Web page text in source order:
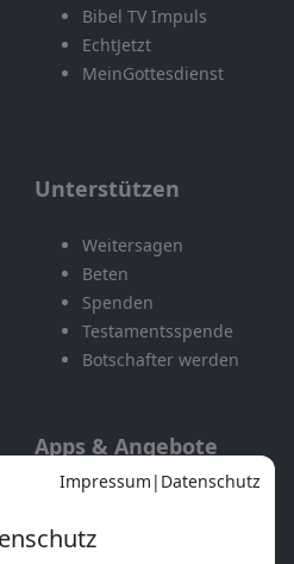
Bibel TV Impuls
EchtJetzt
MeinGottesdienst
Unterstützen
Weitersagen
Beten
Spenden
Testamentsspende
Botschafter werden
Apps & Angebote
Mobile App